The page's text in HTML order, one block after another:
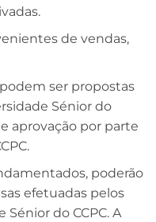
de vendas,
ser propostas
Sénior do
aprovação por parte
poderão
efetuadas pelos
do CCPC. A